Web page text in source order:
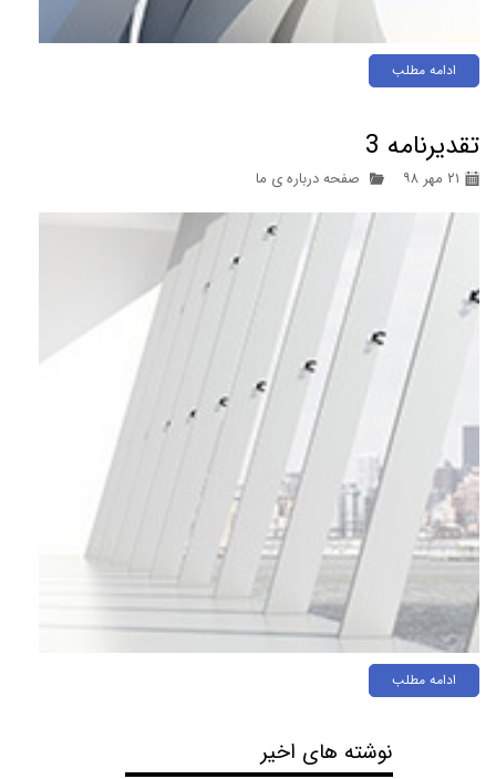
ادامه مطلب
تقدیرنامه 3
۲۱ مهر ۹۸ صفحه درباره ی ما
ادامه مطلب
نوشته های اخیر